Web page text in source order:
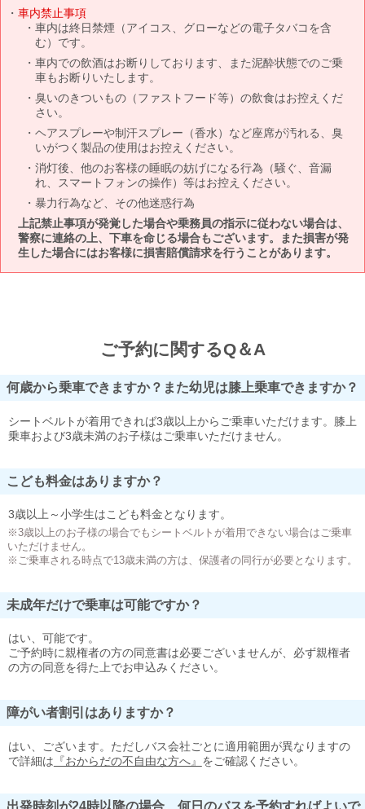
車内禁止事項
車内は終日禁煙（アイコス、グローなどの電子タバコを含
む）です。
車内での飲酒はお断りしております、また泥酔状態でのご乗
車もお断りいたします。
臭いのきついもの（ファストフード等）の飲食はお控えくだ
さい。
ヘアスプレーや制汗スプレー（香水）など座席が汚れる、臭
いがつく製品の使用はお控えください。
消灯後、他のお客様の睡眠の妨げになる行為（騒ぐ、音漏
れ、スマートフォンの操作）等はお控えください。
暴力行為など、その他迷惑行為
上記禁止事項が発覚した場合や乗務員の指示に従わない場合は、
警察に連絡の上、下車を命じる場合もございます。また損害が発
生した場合にはお客様に損害賠償請求を行うことがあります。
ご予約に関するQ＆A
何歳から乗車できますか？また幼児は膝上乗車できますか？
シートベルトが着用できれば3歳以上からご乗車いただけます。膝上
乗車および3歳未満のお子様はご乗車いただけません。
こども料金はありますか？
3歳以上～小学生はこども料金となります。
※3歳以上のお子様の場合でもシートベルトが着用できない場合はご乗車
いただけません。
※ご乗車される時点で13歳未満の方は、保護者の同行が必要となります。
未成年だけで乗車は可能ですか？
はい、可能です。
ご予約時に親権者の方の同意書は必要ございませんが、必ず親権者
の方の同意を得た上でお申込みください。
障がい者割引はありますか？
はい、ございます。ただしバス会社ごとに適用範囲が異なりますの
で詳細は 『おからだの不自由な方へ』 をご確認ください。
出発時刻が24時以降の場合、何日のバスを予約すればよいで